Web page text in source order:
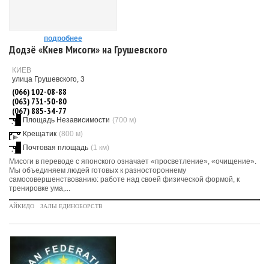
подробнее
Додзё «Киев Мисоги» на Грушевского
КИЕВ
улица Грушевского, 3
(066) 102-08-88
(063) 731-50-80
(067) 885-34-77
Площадь Независимости (700 м)
Крещатик (800 м)
Почтовая площадь (1 км)
Мисоги в переводе с японского означает «просветление», «очищение».
Мы объединяем людей готовых к разностороннему
самосовершенствованию: работе над своей физической формой, к
тренировке ума,...
АЙКИДО ЗАЛЫ ЕДИНОБОРСТВ